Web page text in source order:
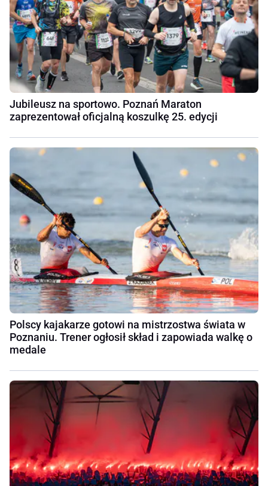
Jubileusz na sportowo. Poznań Maraton
zaprezentował oficjalną koszulkę 25. edycji
Polscy kajakarze gotowi na mistrzostwa świata w
Poznaniu. Trener ogłosił skład i zapowiada walkę o
medale